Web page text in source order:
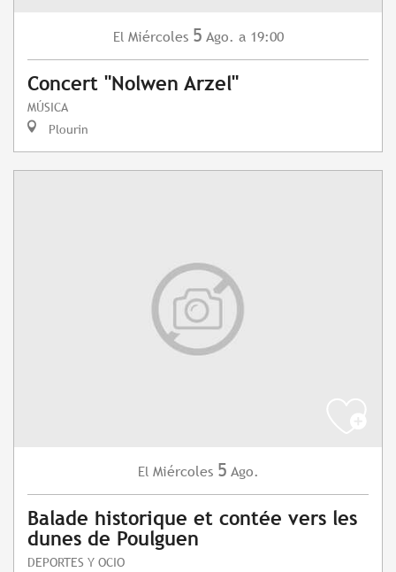
El Miércoles 5 Ago. a 19:00
Concert "Nolwen Arzel"
MÚSICA
Plourin
El Miércoles 5 Ago.
Balade historique et contée vers les
dunes de Poulguen
DEPORTES Y OCIO